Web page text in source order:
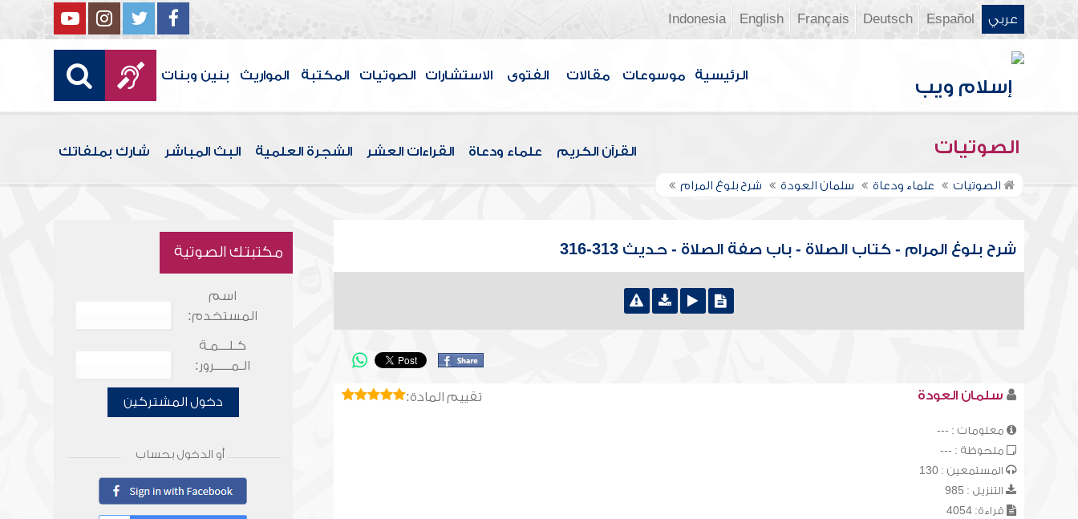
عربي Español
Deutsch
Français
English
Indonesia
الرئيسية موسوعات مقالات الفتوى الاستشارات الصوتيات المكتبة المواريث بنين وبنات
الصوتيات القرآن الكريم علماء ودعاة القراءات العشر الشجرة العلمية البث المباشر شارك بملفاتك
الصوتيات علماء ودعاة سلمان العودة شرح بلوغ المرام
شرح بلوغ المرام - كتاب الصلاة - باب صفة الصلاة - حديث 313-316
تقييم المادة: سلمان العودة
معلومات : ---
ملحوظة : ---
المستمعين : 130
التنزيل : 985
قراءة: 4054
مكتبتك الصوتية
اسم
المستخدم:
كـلـــمـة
الـمـــــرور:
دخول المشتركين
أو الدخول بحساب